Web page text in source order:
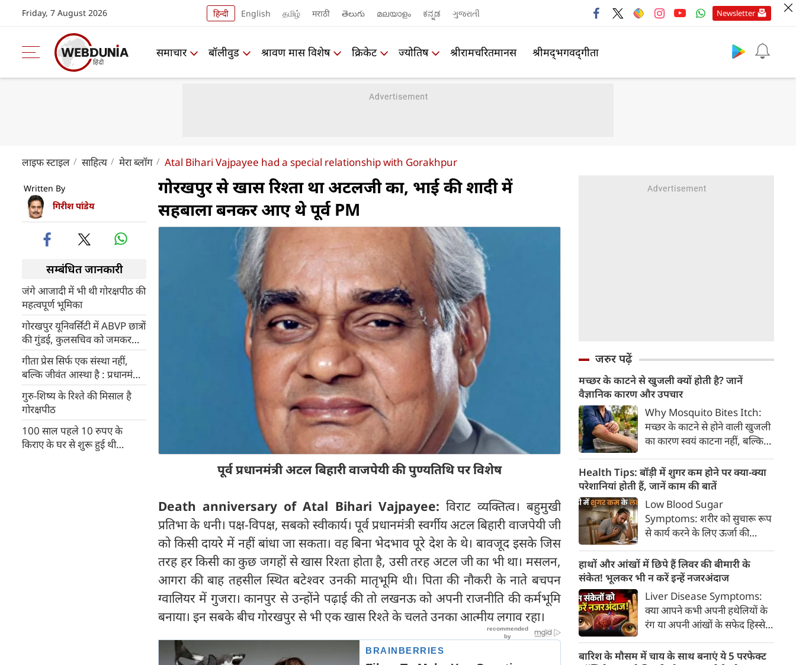
Friday, 7 August 2026 हिन्दी English தமிழ் मराठी తెలుగు മലയാളം ಕನ್ನಡ ગુજરાતી Newsletter
समाचार बॉलीवुड श्रावण मास विशेष क्रिकेट ज्योतिष श्रीरामचरितमानस श्रीमद्‍भगवद्‍गीता
लाइफ स्‍टाइल साहित्य मेरा ब्लॉग Atal Bihari Vajpayee had a special relationship with Gorakhpur
Written By
गिरीश पांडेय
सम्बंधित जानकारी
जंगे आजादी में भी थी गोरक्षपीठ की
महत्वपूर्ण भूमिका
गोरखपुर यूनिवर्सिटी में ABVP छात्रों
की गुंडई, कुलसचिव को जमकर
पीटा
गीता प्रेस सिर्फ एक संस्था नहीं,
बल्कि जीवंत आस्था है : प्रधानमंत्री
मोदी
गुरु-शिष्य के रिश्ते की मिसाल है
गोरक्षपीठ
100 साल पहले 10 रुपए के
किराए के घर से शुरू हुई थी
गोरखपुर से खास रिश्ता था अटलजी का, भाई की शादी में
सहबाला बनकर आए थे पूर्व PM
पूर्व प्रधानमंत्री अटल बिहारी वाजपेयी की पुण्यतिथि पर विशेष
Death anniversary of Atal Bihari Vajpayee: विराट व्यक्तित्व। बहुमुखी
प्रतिभा के धनी। पक्ष-विपक्ष, सबको स्वीकार्य। पूर्व प्रधानमंत्री स्वर्गीय अटल बिहारी वाजपेयी जी
को किसी दायरे में नहीं बांधा जा सकता। वह बिना भेदभाव पूरे देश के थे। बावजूद इसके जिस
तरह हर किसी का कुछ जगहों से खास रिश्ता होता है, उसी तरह अटल जी का भी था। मसलन,
आगरा की बाह तहसील स्थित बटेश्वर उनकी मातृभूमि थी। पिता की नौकरी के नाते बचपन
ग्वालियर में गुजरा। कानपुर से उन्होंने पढ़ाई की तो लखनऊ को अपनी राजनीति की कर्मभूमि
बनाया। इन सबके बीच गोरखपुर से भी एक खास रिश्ते के चलते उनका आत्मीय लगाव रहा।
जरुर पढ़ें
मच्छर के काटने से खुजली क्यों होती है? जानें
वैज्ञानिक कारण और उपचार
Why Mosquito Bites Itch:
मच्छर के काटने से होने वाली खुजली
का कारण स्वयं काटना नहीं, बल्कि
प्रतिरक्षा प्रतिक्रिया है। हिस्टामिन के
निकलने से त्वचा पर लालिमा, सूजन
और खुजली होती है। यहां जानिए
मच्छर के काटने से खुजली क्यों होती
है, इसके पीछे का वैज्ञानिक कारण
क्या है, हिस्टामिन की क्या भूमिका
होती है और खुजली से राहत पाने के
प्रभावी घरेलू व चिकित्सीय उपाय।
Health Tips: बॉड़ी में शुगर कम होने पर क्या-क्या
परेशानियां होती हैं, जानें काम की बातें
Low Blood Sugar
Symptoms: शरीर को सुचारू रूप
से कार्य करने के लिए ऊर्जा की
का प्रमुख स्रोत ग्लूकोज यानी ब्लड
शुगर है। जब शरीर में ब्लड शुगर का
स्तर सामान्य से कम हो जाता है, तो
इस स्थिति को हाइपोग्लाइसीमिया
(Hypoglycemia) कहा जाता है।
ब्लड शुगर कम होने पर शरीर तुरंत
संकेत देना शुरू कर देता है।
हाथों और आंखों में छिपे हैं लिवर की बीमारी के
संकेत! भूलकर भी न करें इन्हें नजरअंदाज
Liver Disease Symptoms:
क्या आपने कभी अपनी हथेलियों के
रंग या अपनी आंखों के सफेद हिस्से
अक्सर हम हलकी लालिमा या आंखों
बारिश के मौसम में चाय के साथ बनाएं ये 5 परफेक्ट